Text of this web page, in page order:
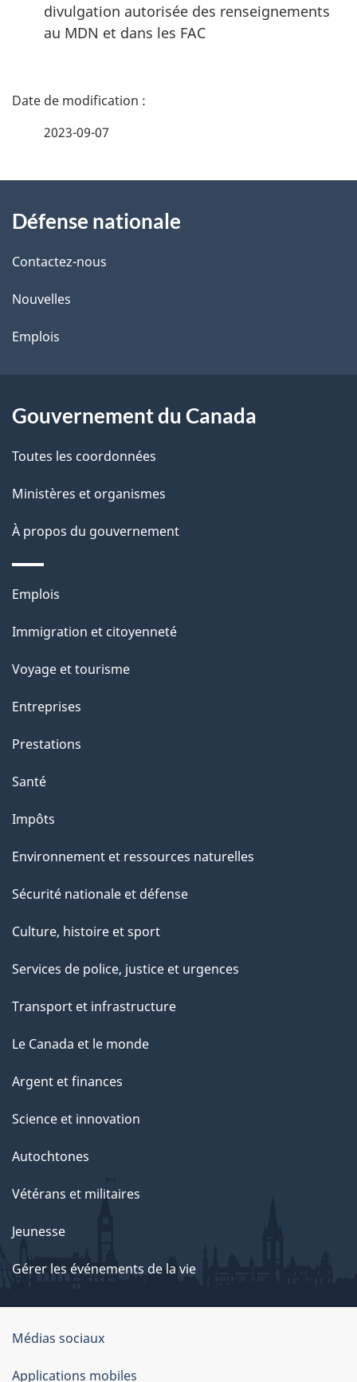
divulgation autorisée des renseignements
au MDN et dans les FAC
D
i
l
s
d
l
p
a
g
e
2023-09-07
propos
de
ce
site
Défense nationale
Contactez-nous
Nouvelles
Emplois
Gouvernement du Canada
Toutes les coordonnées
Ministères et organismes
À propos du gouvernement
Thèmes
sujets
Emplois
Immigration et citoyenneté
Voyage et tourisme
Entreprises
Prestations
Santé
Impôts
Environnement et ressources naturelles
Sécurité nationale et défense
Culture, histoire et sport
Services de police, justice et urgences
Transport et infrastructure
Le Canada et le monde
Argent et finances
Science et innovation
Autochtones
Vétérans et militaires
Jeunesse
Gérer les événements de la vie
Organisation
du
Médias sociaux
Applications mobiles